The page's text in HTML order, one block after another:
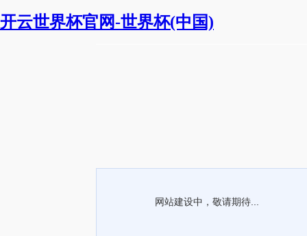
开云世界杯官网-世界杯(中国)
网站建设中，敬请期待...